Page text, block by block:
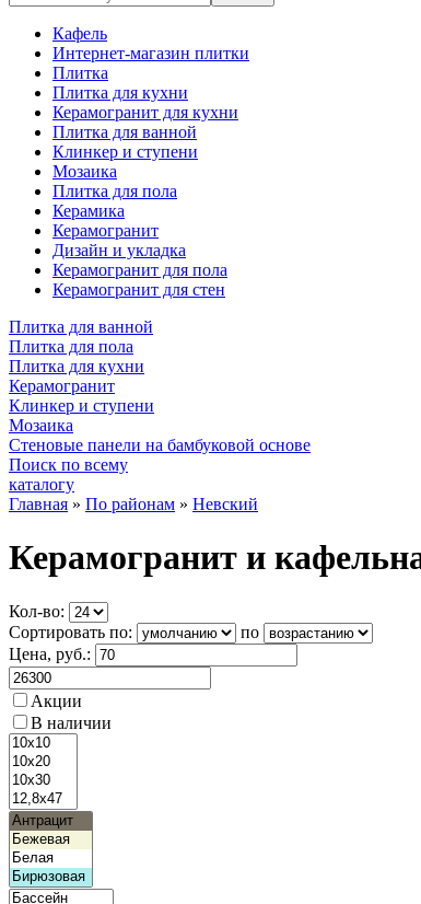
Кафель
Интернет-магазин плитки
Плитка
Плитка для кухни
Керамогранит для кухни
Плитка для ванной
Клинкер и ступени
Мозаика
Плитка для пола
Керамика
Керамогранит
Дизайн и укладка
Керамогранит для пола
Керамогранит для стен
Плитка для ванной
Плитка для пола
Плитка для кухни
Керамогранит
Клинкер и ступени
Мозаика
Стеновые панели на бамбуковой основе
Поиск по всему
каталогу
Главная » По районам » Невский
Керамогранит и
Кол-во:
Сортировать по:
по
Цена, руб.:
Акции
В наличии